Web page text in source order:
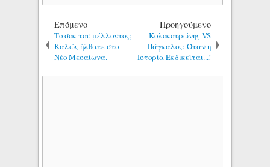
Επόμενο
Το σοκ του μέλλοντος;
Καλώς ήλθατε στο
Νέο Μεσαίωνα.
Προηγούμενο
Κολοκοτρώνης VS
Πάγκαλος: Όταν η
Ιστορία Εκδικείται...!